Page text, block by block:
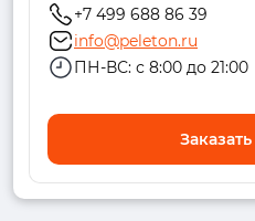
+7 499 688 86 39
info@peleton.ru
ПН-ВС: с 8:00 до 21:00